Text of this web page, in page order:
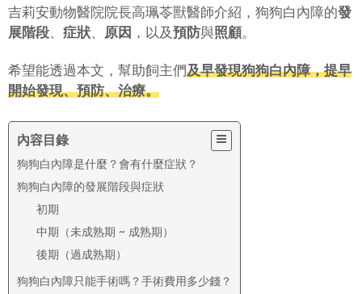
吉莉安動物醫院院長高珮苓獸醫師介紹，狗狗白內障的發
展階段、 症狀、 原因 ，以及預防與照顧。
希望能透過本文，幫助飼主們及早發現狗狗白內障，提早
開始發現、預防、治療。
內容目錄
狗狗白內障是什麼？會有什麼症狀？
狗狗白內障的發展階段與症狀
初期
中期（未成熟期 ~ 成熟期）
後期（過成熟期）
狗狗白內障只能手術嗎？手術費用多少錢？